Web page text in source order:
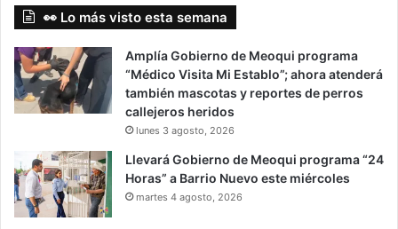
👀 Lo más visto esta semana
Amplía Gobierno de Meoqui programa
“Médico Visita Mi Establo”; ahora atenderá
también mascotas y reportes de perros
callejeros heridos
lunes 3 agosto, 2026
Llevará Gobierno de Meoqui programa “24
Horas” a Barrio Nuevo este miércoles
martes 4 agosto, 2026